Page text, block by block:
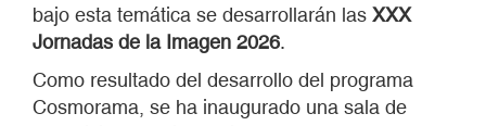
bajo esta temática se desarrollarán las XXX
Jornadas de la Imagen 2026.
Como resultado del desarrollo del programa
Cosmorama, se ha inaugurado una sala de